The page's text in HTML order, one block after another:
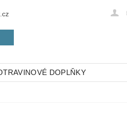
DOPLŇKY